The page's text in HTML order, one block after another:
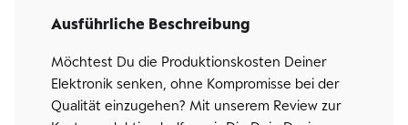
Ausführliche Beschreibung
Möchtest Du die Produktionskosten Deiner
Elektronik senken, ohne Kompromisse bei der
Qualität einzugehen? Mit unserem Review zur